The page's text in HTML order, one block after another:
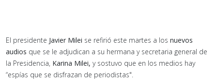
El presidente Javier Milei se refirió este martes a los nuevos
audios que se le adjudican a su hermana y secretaria general de
la Presidencia, Karina Milei, y sostuvo que en los medios hay
“espías que se disfrazan de periodistas".